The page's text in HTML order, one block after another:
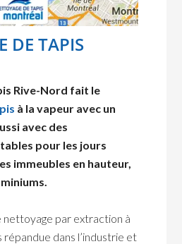
DE TAPIS
Rive-Nord fait le
à la vapeur avec un
avec des
pour les jours
immeubles en hauteur,
par extraction à
répandue dans l’industrie et